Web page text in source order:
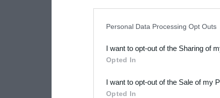
Downstream Participants
third parties.
Please note that this
Personal Data Processing Opt Outs
I want to opt-out of the Sharing of
Opted In
I want to opt-out of the Sale of my
Opted In